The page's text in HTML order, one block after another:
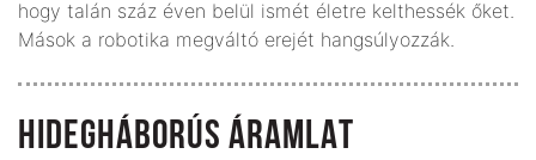
hogy talán száz éven belül ismét életre kelthessék őket.
Mások a robotika megváltó erejét hangsúlyozzák.
HIDEGHÁBORÚS ÁRAMLAT